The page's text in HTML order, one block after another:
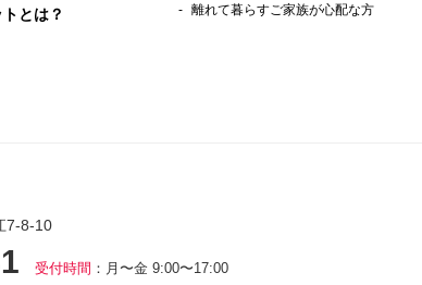
とは？ 離れて暮らすご家族が心配な方
7-8-10
受付時間 ：月〜金 9:00〜17:00